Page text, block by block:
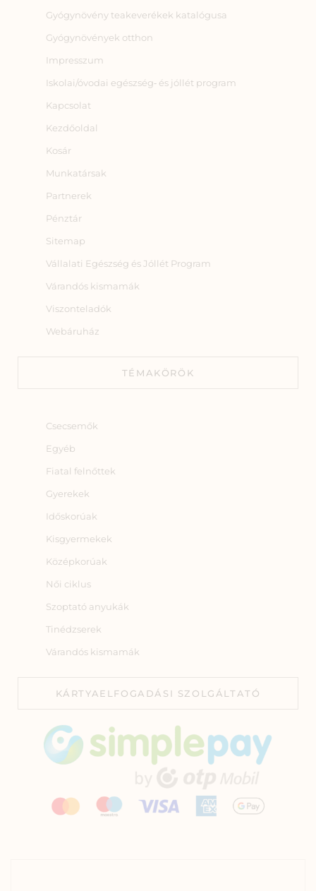
Gyógynövény teakeverékek katalógusa
Gyógynövények otthon
Impresszum
Iskolai/óvodai egészség‑ és jóllét program
Kapcsolat
Kezdőoldal
Kosár
Munkatársak
Partnerek
Pénztár
Sitemap
Vállalati Egészség és Jóllét Program
Várandós kismamák
Viszonteladók
Webáruház
TÉMAKÖRÖK
Csecsemők
Egyéb
Fiatal felnőttek
Gyerekek
Időskorúak
Kisgyermekek
Középkorúak
Női ciklus
Szoptató anyukák
Tinédzserek
Várandós kismamák
KÁRTYAELFOGADÁSI SZOLGÁLTATÓ